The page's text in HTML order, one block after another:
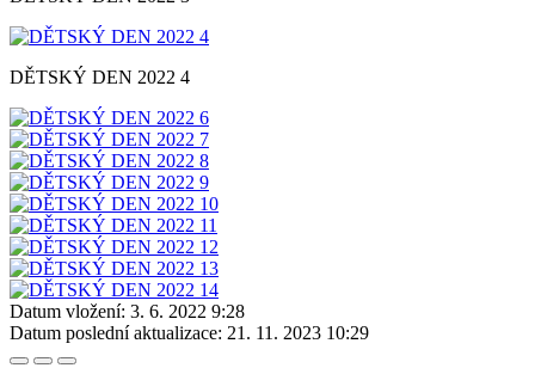
DĚTSKÝ DEN 2022 4
Datum vložení: 3. 6. 2022 9:28
Datum poslední aktualizace: 21. 11. 2023 10:29